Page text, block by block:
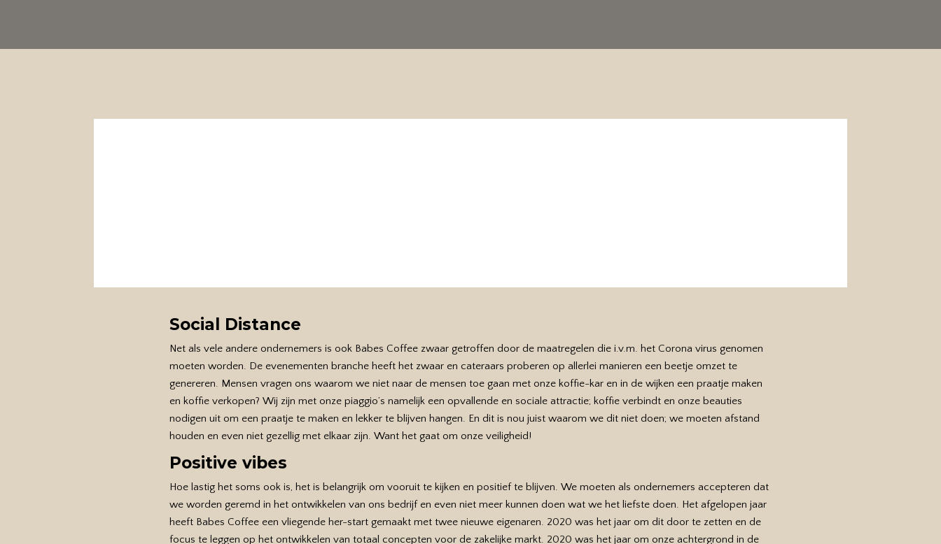
Social Distance
Net als vele andere ondernemers is ook Babes Coffee zwaar getroffen door de maatregelen die i.v.m. het Corona virus genomen
moeten worden. De evenementen branche heeft het zwaar en cateraars proberen op allerlei manieren een beetje omzet te
genereren. Mensen vragen ons waarom we niet naar de mensen toe gaan met onze koffie-kar en in de wijken een praatje maken
en koffie verkopen? Wij zijn met onze piaggio’s namelijk een opvallende en sociale attractie; koffie verbindt en onze beauties
nodigen uit om een praatje te maken en lekker te blijven hangen. En dit is nou juist waarom we dit niet doen; we moeten afstand
houden en even niet gezellig met elkaar zijn. Want het gaat om onze veiligheid!
Positive vibes
Hoe lastig het soms ook is, het is belangrijk om vooruit te kijken en positief te blijven. We moeten als ondernemers accepteren dat
we worden geremd in het ontwikkelen van ons bedrijf en even niet meer kunnen doen wat we het liefste doen. Het afgelopen jaar
heeft Babes Coffee een vliegende her-start gemaakt met twee nieuwe eigenaren. 2020 was het jaar om dit door te zetten en de
focus te leggen op het ontwikkelen van totaal concepten voor de zakelijke markt. 2020 was het jaar om onze achtergrond in de